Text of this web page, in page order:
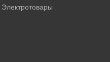
Электротовары